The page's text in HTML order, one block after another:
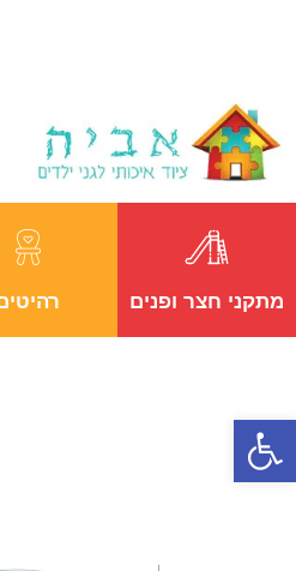
פתח סרגל נגישות
מתקני חצר ופנים